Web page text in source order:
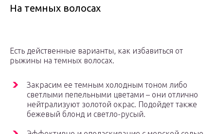
На темных волосах
Есть действенные варианты, как избавиться от
рыжины на темных волосах.
Закрасим ее темным холодным тоном либо
светлыми пепельными цветами – они отлично
нейтрализуют золотой окрас. Подойдет также
бежевый блонд и светло-русый.